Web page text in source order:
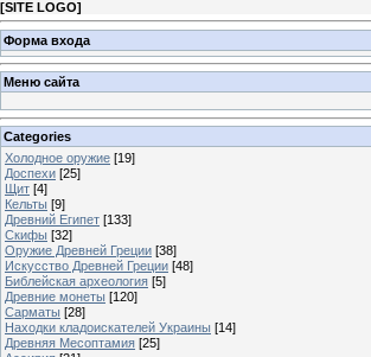
[SITE LOGO]
Форма входа
Меню сайта
Categories
Холодное оружие [19]
Доспехи [25]
Щит [4]
Кельты [9]
Древний Египет [133]
Скифы [32]
Оружие Древней Греции [38]
Искусство Древней Греции [48]
Библейская археология [5]
Древние монеты [120]
Сарматы [28]
Находки кладоискателей Украины [14]
Древняя Месоптамия [25]